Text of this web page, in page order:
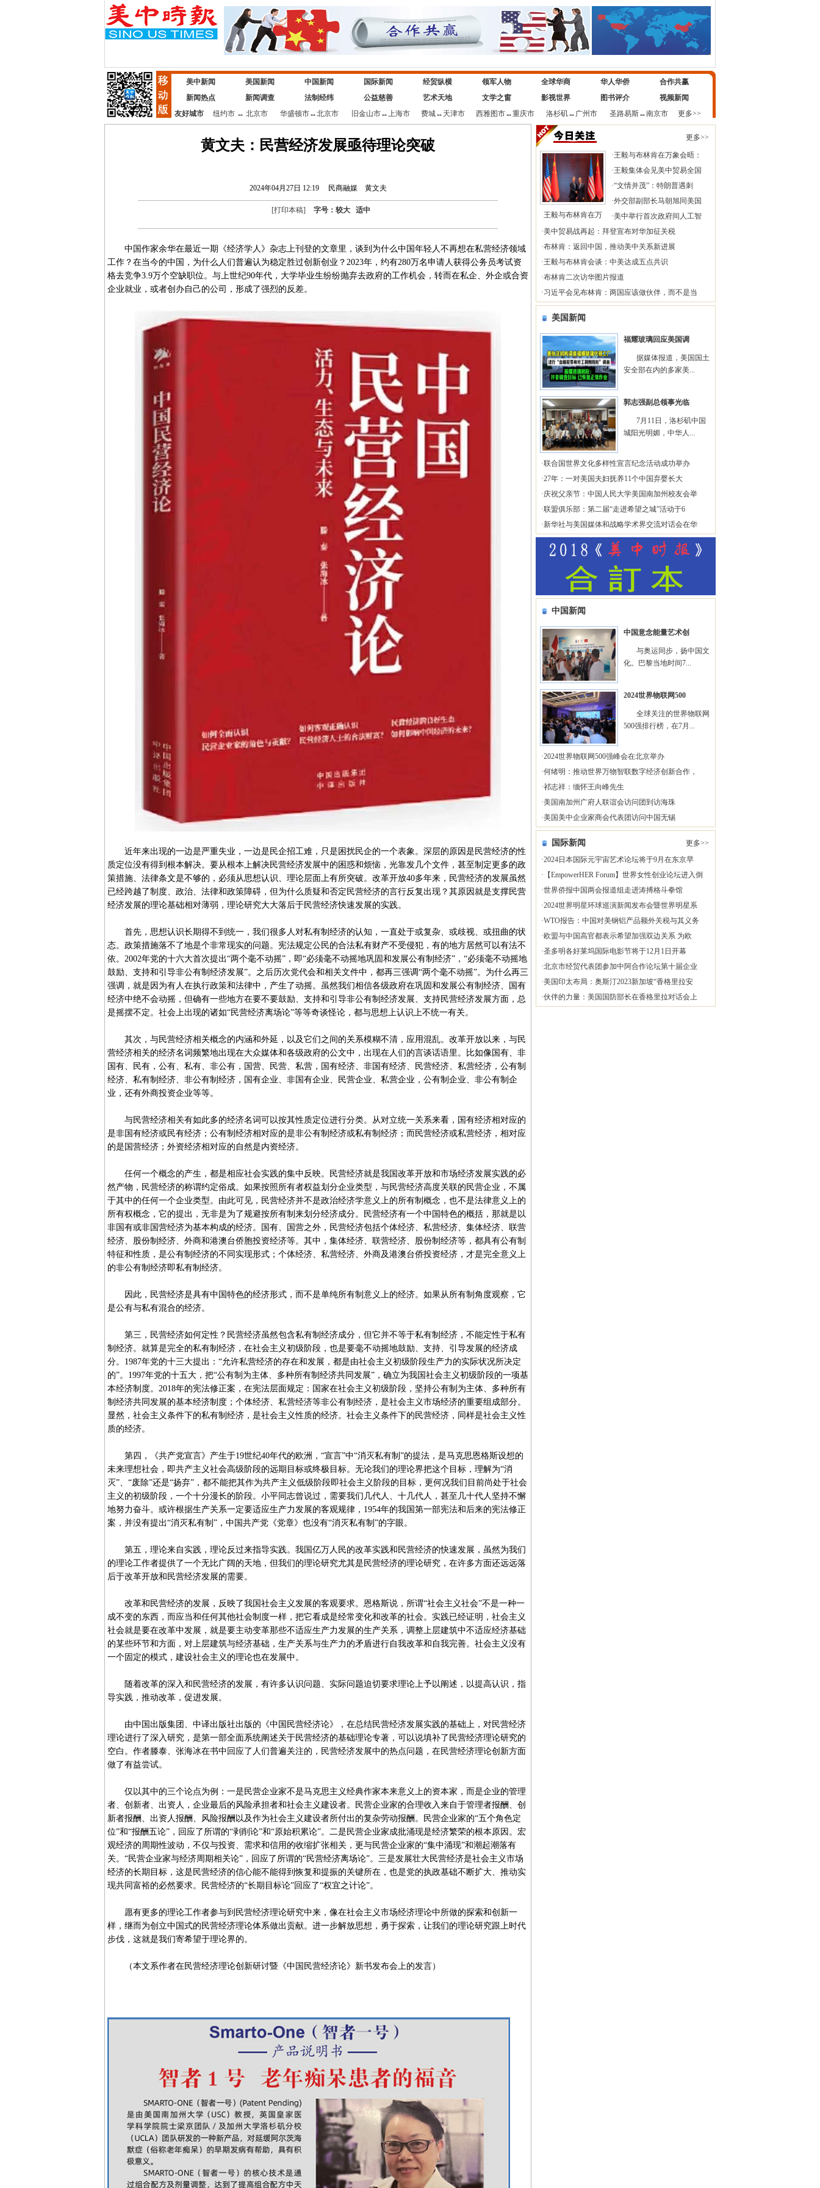
美中新闻 美国新闻 中国新闻 国际新闻 经贸纵横 领军人物 全球华商 华人华侨
合作共赢
新闻热点
新闻调查 法制经纬 公益慈善 艺术天地 文学之窗 影视世界 图书评介
视频新闻
友好城市
纽约市↔ 北京市 华盛顿市↔北京市 旧金山市↔上海市 费城↔ 天津市 西雅图市↔重庆市 洛杉矶↔ 广州市 圣路易斯↔南京市 更多>>
黄文夫：民营经济发展亟待理论突破
2024年04月27日 12:19 民商融媒 黄文夫
[打印本稿] 字号： 较大 适中
中国作家余华在最近一期《经济学人》杂志上刊登的文章里，谈到为什么中国年轻人不再想在私营经济领域
工作？在当今的中国，为什么人们普遍认为稳定胜过创新创业？2023年，约有280万名申请人获得公务员考试资
格去竞争3.9万个空缺职位。与上世纪90年代，大学毕业生纷纷抛弃去政府的工作机会，转而在私企、外企或合资
企业就业，或者创办自己的公司，形成了强烈的反差。
近年来出现的一边是严重失业，一边是民企招工难，只是困扰民企的一个表象。深层的原因是民营经济的性
质定位没有得到根本解决。要从根本上解决民营经济发展中的困惑和烦恼，光靠发几个文件，甚至制定更多的政
策措施、法律条文是不够的，必须从思想认识、理论层面上有所突破。改革开放40多年来，民营经济的发展虽然
已经跨越了制度、政治、法律和政策障碍，但为什么质疑和否定民营经济的言行反复出现？其原因就是支撑民营
经济发展的理论基础相对薄弱，理论研究大大落后于民营经济快速发展的实践。
首先，思想认识长期得不到统一，我们很多人对私有制经济的认知，一直处于或复杂、或歧视、或扭曲的状
态。政策措施落不了地是个非常现实的问题。宪法规定公民的合法私有财产不受侵犯，有的地方居然可以有法不
依。2002年党的十六大首次提出“两个毫不动摇”，即“必须毫不动摇地巩固和发展公有制经济”，“必须毫不动摇地
鼓励、支持和引导非公有制经济发展”。之后历次党代会和相关文件中，都再三强调“两个毫不动摇”。为什么再三
强调，就是因为有人在执行政策和法律中，产生了动摇。虽然我们相信各级政府在巩固和发展公有制经济、国有
经济中绝不会动摇，但确有一些地方在要不要鼓励、支持和引导非公有制经济发展、支持民营经济发展方面，总
是摇摆不定。社会上出现的诸如“民营经济离场论”等等奇谈怪论，都与思想上认识上不统一有关。
其次，与民营经济相关概念的内涵和外延，以及它们之间的关系模糊不清，应用混乱。改革开放以来，与民
营经济相关的经济名词频繁地出现在大众媒体和各级政府的公文中，出现在人们的言谈话语里。比如像国有、非
国有、民有，公有、私有、非公有，国营、民营、私营，国有经济、非国有经济、民营经济、私营经济，公有制
经济、私有制经济、非公有制经济，国有企业、非国有企业、民营企业、私营企业，公有制企业、非公有制企
业，还有外商投资企业等等。
与民营经济相关有如此多的经济名词可以按其性质定位进行分类。从对立统一关系来看，国有经济相对应的
是非国有经济或民有经济；公有制经济相对应的是非公有制经济或私有制经济；而民营经济或私营经济，相对应
的是国营经济；外资经济相对应的自然是内资经济。
任何一个概念的产生，都是相应社会实践的集中反映。民营经济就是我国改革开放和市场经济发展实践的必
然产物，民营经济的称谓约定俗成。如果按照所有者权益划分企业类型，与民营经济高度关联的民营企业，不属
于其中的任何一个企业类型。由此可见，民营经济并不是政治经济学意义上的所有制概念，也不是法律意义上的
所有权概念，它的提出，无非是为了规避按所有制来划分经济成分。民营经济有一个中国特色的概括，那就是以
非国有或非国营经济为基本构成的经济。国有、国营之外，民营经济包括个体经济、私营经济、集体经济、联营
经济、股份制经济、外商和港澳台侨胞投资经济等。其中，集体经济、联营经济、股份制经济等，都具有公有制
特征和性质，是公有制经济的不同实现形式；个体经济、私营经济、外商及港澳台侨投资经济，才是完全意义上
的非公有制经济即私有制经济。
因此，民营经济是具有中国特色的经济形式，而不是单纯所有制意义上的经济。如果从所有制角度观察，它
是公有与私有混合的经济。
第三，民营经济如何定性？民营经济虽然包含私有制经济成分，但它并不等于私有制经济，不能定性于私有
制经济。就算是完全的私有制经济，在社会主义初级阶段，也是要毫不动摇地鼓励、支持、引导发展的经济成
分。1987年党的十三大提出：“允许私营经济的存在和发展，都是由社会主义初级阶段生产力的实际状况所决定
的”。1997年党的十五大，把“公有制为主体、多种所有制经济共同发展”，确立为我国社会主义初级阶段的一项基
本经济制度。2018年的宪法修正案，在宪法层面规定：国家在社会主义初级阶段，坚持公有制为主体、多种所有
制经济共同发展的基本经济制度；个体经济、私营经济等非公有制经济，是社会主义市场经济的重要组成部分。
显然，社会主义条件下的私有制经济，是社会主义性质的经济。社会主义条件下的民营经济，同样是社会主义性
质的经济。
第四，《共产党宣言》产生于19世纪40年代的欧洲，“宣言”中“消灭私有制”的提法，是马克思恩格斯设想的
未来理想社会，即共产主义社会高级阶段的远期目标或终极目标。无论我们的理论界把这个目标，理解为“消
灭”、“废除”还是“扬弃”，都不能把其作为共产主义低级阶段即社会主义阶段的目标，更何况我们目前尚处于社会
主义的初级阶段，一个十分漫长的阶段。小平同志曾说过，需要我们几代人、十几代人，甚至几十代人坚持不懈
地努力奋斗。或许根据生产关系一定要适应生产力发展的客观规律，1954年的我国第一部宪法和后来的宪法修正
案，并没有提出“消灭私有制”，中国共产党《党章》也没有“消灭私有制”的字眼。
第五，理论来自实践，理论反过来指导实践。我国亿万人民的改革实践和民营经济的快速发展，虽然为我们
的理论工作者提供了一个无比广阔的天地，但我们的理论研究尤其是民营经济的理论研究，在许多方面还远远落
后于改革开放和民营经济发展的需要。
改革和民营经济的发展，反映了我国社会主义发展的客观要求。恩格斯说，所谓“社会主义社会”不是一种一
成不变的东西，而应当和任何其他社会制度一样，把它看成是经常变化和改革的社会。实践已经证明，社会主义
社会就是要在改革中发展，就是要主动变革那些不适应生产力发展的生产关系，调整上层建筑中不适应经济基础
的某些环节和方面，对上层建筑与经济基础，生产关系与生产力的矛盾进行自我改革和自我完善。社会主义没有
一个固定的模式，建设社会主义的理论也在发展中。
随着改革的深入和民营经济的发展，有许多认识问题、实际问题迫切要求理论上予以阐述，以提高认识，指
导实践，推动改革，促进发展。
由中国出版集团、中译出版社出版的《中国民营经济论》，在总结民营经济发展实践的基础上，对民营经济
理论进行了深入研究，是第一部全面系统阐述关于民营经济的基础理论专著，可以说填补了民营经济理论研究的
空白。作者滕泰、张海冰在书中回应了人们普遍关注的，民营经济发展中的热点问题，在民营经济理论创新方面
做了有益尝试。
仅以其中的三个论点为例：一是民营企业家不是马克思主义经典作家本来意义上的资本家，而是企业的管理
者、创新者、出资人，企业最后的风险承担者和社会主义建设者。民营企业家的合理收入来自于管理者报酬、创
新者报酬、出资人报酬、风险报酬以及作为社会主义建设者所付出的复杂劳动报酬。民营企业家的“五个角色定
位”和“报酬五论”，回应了所谓的“剥削论”和“原始积累论”。二是民营企业家成批涌现是经济繁荣的根本原因。宏
观经济的周期性波动，不仅与投资、需求和信用的收缩扩张相关，更与民营企业家的“集中涌现”和潮起潮落有
关。“民营企业家与经济周期相关论”，回应了所谓的“民营经济离场论”。三是发展壮大民营经济是社会主义市场
经济的长期目标，这是民营经济的信心能不能得到恢复和提振的关键所在，也是党的执政基础不断扩大、推动实
现共同富裕的必然要求。民营经济的“长期目标论”回应了“权宜之计论”。
愿有更多的理论工作者参与到民营经济理论研究中来，像在社会主义市场经济理论中所做的探索和创新一
样，继而为创立中国式的民营经济理论体系做出贡献。进一步解放思想，勇于探索，让我们的理论研究跟上时代
步伐，这就是我们寄希望于理论界的。
（本文系作者在民营经济理论创新研讨暨《中国民营经济论》新书发布会上的发言）
更多>>
王毅与布林肯在万
·王毅与布林肯在万象会晤：
·王毅集体会见美中贸易全国
·“文情并茂”：特朗普遇刺
·外交部副部长马朝旭同美国
·美中举行首次政府间人工智
·美中贸易战再起：拜登宣布对华加征关税
·布林肯：返回中国，推动美中关系新进展
·王毅与布林肯会谈：中美达成五点共识
·布林肯二次访华图片报道
·习近平会见布林肯：两国应该做伙伴，而不是当
美国新闻
福耀玻璃回应美国调
据媒体报道，美国国土
安全部在内的多家美...
郭志强副总领事光临
7月11日，洛杉矶中国
城阳光明媚，中华人...
·联合国世界文化多样性宣言纪念活动成功举办
·27年：一对美国夫妇抚养11个中国弃婴长大
·庆祝父亲节：中国人民大学美国南加州校友会举
·联盟俱乐部：第二届“走进希望之城”活动于6
·新华社与美国媒体和战略学术界交流对话会在华
中国新闻
中国意念能量艺术创
与奥运同步，扬中国文
化。巴黎当地时间7...
2024世界物联网500
全球关注的世界物联网
500强排行榜，在7月...
·2024世界物联网500强峰会在北京举办
·何绪明：推动世界万物智联数字经济创新合作，
·祁志祥：缅怀王向峰先生
·美国南加州广府人联谊会访问团到访海珠
·美国美中企业家商会代表团访问中国无锡
国际新闻
更多>>
·2024日本国际元宇宙艺术论坛将于9月在东京早
· 【EmpowerHER Forum】世界女性创业论坛进入倒
·世界侨报中国两会报道组走进涛搏格斗拳馆
·2024世界明星环球巡演新闻发布会暨世界明星系
·WTO报告：中国对美钢铝产品额外关税与其义务
·欧盟与中国高官都表示希望加强双边关系 为欧
·圣多明各好莱坞国际电影节将于12月1日开幕
·北京市经贸代表团参加中阿合作论坛第十届企业
·美国印太布局：奥斯汀2023新加坡“香格里拉安
·伙伴的力量：美国国防部长在香格里拉对话会上